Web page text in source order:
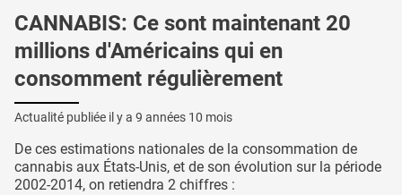
CANNABIS: Ce sont maintenant 20
millions d'Américains qui en
consomment régulièrement
Actualité publiée il y a 9 années 10 mois
De ces estimations nationales de la consommation de
cannabis aux États-Unis, et de son évolution sur la période
2002-2014, on retiendra 2 chiffres :